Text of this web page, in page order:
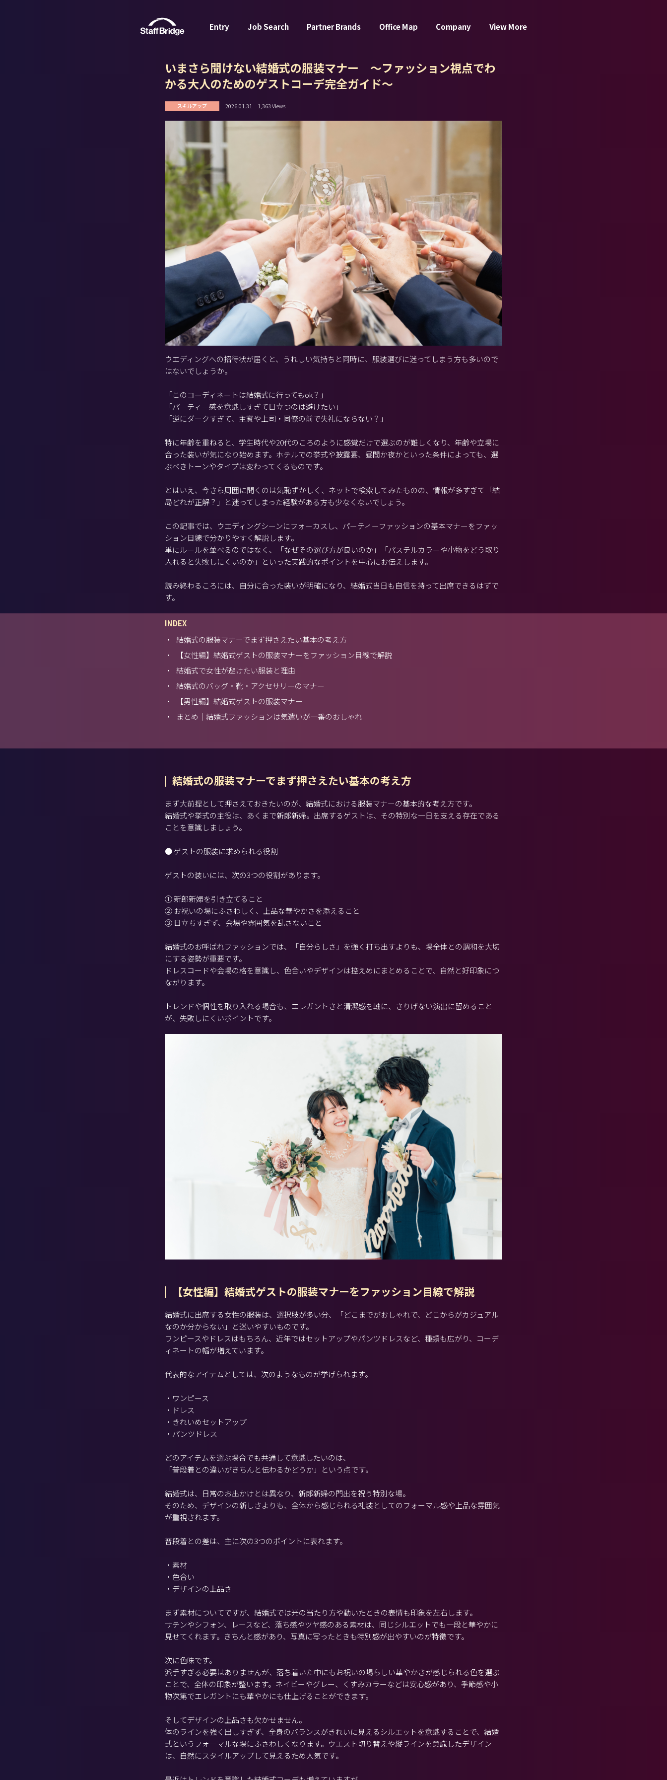
Entry Job Search Partner Brands Office Map Company View More
いまさら聞けない結婚式の服装マナー ～ファッション視点でわ
かる大人のためのゲストコーデ完全ガイド～
スキルアップ 2026.01.31 1,363 Views
ウエディングへの招待状が届くと、うれしい気持ちと同時に、服装選びに迷ってしまう方も多いので
はないでしょうか。
「このコーディネートは結婚式に行ってもok？」
「パーティー感を意識しすぎて目立つのは避けたい」
「逆にダークすぎて、主賓や上司・同僚の前で失礼にならない？」
特に年齢を重ねると、学生時代や20代のころのように感覚だけで選ぶのが難しくなり、年齢や立場に
合った装いが気になり始めます。ホテルでの挙式や披露宴、昼間か夜かといった条件によっても、選
ぶべきトーンやタイプは変わってくるものです。
とはいえ、今さら周囲に聞くのは気恥ずかしく、ネットで検索してみたものの、情報が多すぎて「結
局どれが正解？」と迷ってしまった経験がある方も少なくないでしょう。
この記事では、ウエディングシーンにフォーカスし、パーティーファッションの基本マナーをファッ
ション目線で分かりやすく解説します。
単にルールを並べるのではなく、「なぜその選び方が良いのか」「パステルカラーや小物をどう取り
入れると失敗しにくいのか」といった実践的なポイントを中心にお伝えします。
読み終わるころには、自分に合った装いが明確になり、結婚式当日も自信を持って出席できるはずで
す。
INDEX
・
結婚式の服装マナーでまず押さえたい基本の考え方
・
【女性編】結婚式ゲストの服装マナーをファッション目線で解説
・
結婚式で女性が避けたい服装と理由
・
結婚式のバッグ・靴・アクセサリーのマナー
・
【男性編】結婚式ゲストの服装マナー
・
まとめ｜結婚式ファッションは気遣いが一番のおしゃれ
結婚式の服装マナーでまず押さえたい基本の考え方
まず大前提として押さえておきたいのが、結婚式における服装マナーの基本的な考え方です。
結婚式や挙式の主役は、あくまで新郎新婦。出席するゲストは、その特別な一日を支える存在である
ことを意識しましょう。
● ゲストの服装に求められる役割
ゲストの装いには、次の3つの役割があります。
① 新郎新婦を引き立てること
② お祝いの場にふさわしく、上品な華やかさを添えること
③ 目立ちすぎず、会場や雰囲気を乱さないこと
結婚式のお呼ばれファッションでは、「自分らしさ」を強く打ち出すよりも、場全体との調和を大切
にする姿勢が重要です。
ドレスコードや会場の格を意識し、色合いやデザインは控えめにまとめることで、自然と好印象につ
ながります。
トレンドや個性を取り入れる場合も、エレガントさと清潔感を軸に、さりげない演出に留めること
が、失敗しにくいポイントです。
【女性編】結婚式ゲストの服装マナーをファッション目線で解説
結婚式に出席する女性の服装は、選択肢が多い分、「どこまでがおしゃれで、どこからがカジュアル
なのか分からない」と迷いやすいものです。
ワンピースやドレスはもちろん、近年ではセットアップやパンツドレスなど、種類も広がり、コーデ
ィネートの幅が増えています。
代表的なアイテムとしては、次のようなものが挙げられます。
・ワンピース
・ドレス
・きれいめセットアップ
・パンツドレス
どのアイテムを選ぶ場合でも共通して意識したいのは、
「普段着との違いがきちんと伝わるかどうか」という点です。
結婚式は、日常のお出かけとは異なり、新郎新婦の門出を祝う特別な場。
そのため、デザインの新しさよりも、全体から感じられる礼装としてのフォーマル感や上品な雰囲気
が重視されます。
普段着との差は、主に次の3つのポイントに表れます。
・素材
・色合い
・デザインの上品さ
まず素材についてですが、結婚式では光の当たり方や動いたときの表情も印象を左右します。
サテンやシフォン、レースなど、落ち感やツヤ感のある素材は、同じシルエットでも一段と華やかに
見せてくれます。きちんと感があり、写真に写ったときも特別感が出やすいのが特徴です。
次に色味です。
派手すぎる必要はありませんが、落ち着いた中にもお祝いの場らしい華やかさが感じられる色を選ぶ
ことで、全体の印象が整います。ネイビーやグレー、くすみカラーなどは安心感があり、季節感や小
物次第でエレガントにも華やかにも仕上げることができます。
そしてデザインの上品さも欠かせません。
体のラインを強く出しすぎず、全身のバランスがきれいに見えるシルエットを意識することで、結婚
式というフォーマルな場にふさわしくなります。ウエスト切り替えや縦ラインを意識したデザイン
は、自然にスタイルアップして見えるため人気です。